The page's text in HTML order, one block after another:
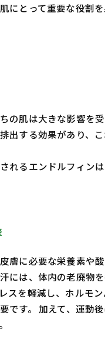
にとって重要な役割
の肌は大きな影響を
出する効果があり、
れるエンドルフィン
膚に必要な栄養素や
には、体内の老廃物
スを軽減し、ホルモ
です。 加えて、運動